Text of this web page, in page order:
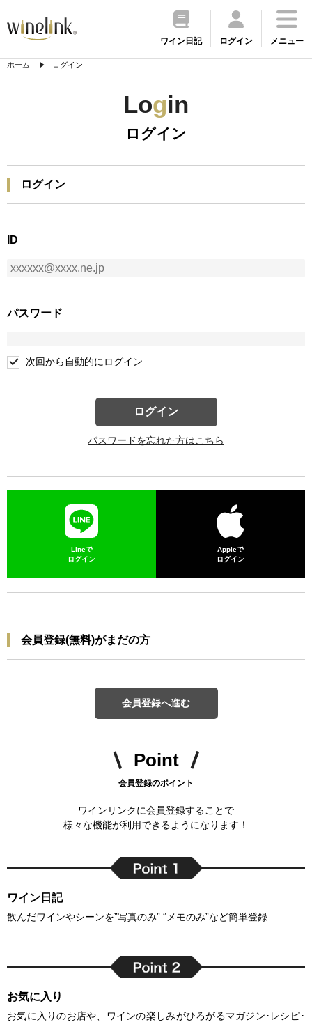
ワイン日記 ログイン メニュー
ホーム ログイン
Login
ログイン
ログイン
ID
パスワード
次回から自動的にログイン
ログイン
パスワードを忘れた方はこちら
Lineで
ログイン
Appleで
ログイン
会員登録(無料)がまだの方
会員登録へ進む
Point
会員登録のポイント
ワインリンクに会員登録することで
様々な機能が利用できるようになります！
ワイン日記
飲んだワインやシーンを”写真のみ” “メモのみ”など簡単登録
お気に入り
お気に入りのお店や、ワインの楽しみがひろがるマガジン･レシピ･